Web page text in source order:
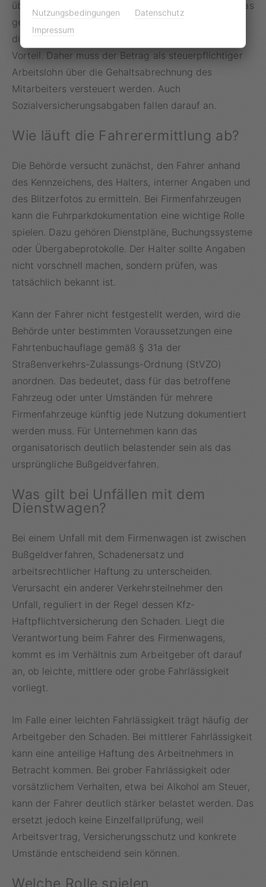
übernimmt. Bezahlt die Firma jedoch ein Bußgeld, das
gegen den Fahrer persönlich verhängt wurde, gilt
dies laut Bundesfinanzhof (BFH) als geldwerter
Vorteil. Daher muss der Betrag als steuerpflichtiger
Arbeitslohn über die Gehaltsabrechnung des
Mitarbeiters versteuert werden. Auch
Sozialversicherungsabgaben fallen darauf an.
Wie läuft die Fahrerermittlung ab?
Die Behörde versucht zunächst, den Fahrer anhand
des Kennzeichens, des Halters, interner Angaben und
des Blitzerfotos zu ermitteln. Bei Firmenfahrzeugen
kann die Fuhrparkdokumentation eine wichtige Rolle
spielen. Dazu gehören Dienstpläne, Buchungssysteme
oder Übergabeprotokolle. Der Halter sollte Angaben
nicht vorschnell machen, sondern prüfen, was
tatsächlich bekannt ist.
Kann der Fahrer nicht festgestellt werden, wird die
Behörde unter bestimmten Voraussetzungen eine
Fahrtenbuchauflage gemäß § 31a der
Straßenverkehrs-Zulassungs-Ordnung (StVZO)
anordnen. Das bedeutet, dass für das betroffene
Fahrzeug oder unter Umständen für mehrere
Firmenfahrzeuge künftig jede Nutzung dokumentiert
werden muss. Für Unternehmen kann das
organisatorisch deutlich belastender sein als das
ursprüngliche Bußgeldverfahren.
Was gilt bei Unfällen mit dem
Dienstwagen?
Bei einem Unfall mit dem Firmenwagen ist zwischen
Bußgeldverfahren, Schadenersatz und
arbeitsrechtlicher Haftung zu unterscheiden.
Verursacht ein anderer Verkehrsteilnehmer den
Unfall, reguliert in der Regel dessen Kfz-
Haftpflichtversicherung den Schaden. Liegt die
Verantwortung beim Fahrer des Firmenwagens,
kommt es im Verhältnis zum Arbeitgeber oft darauf
an, ob leichte, mittlere oder grobe Fahrlässigkeit
vorliegt.
Im Falle einer leichten Fahrlässigkeit trägt häufig der
Arbeitgeber den Schaden. Bei mittlerer Fahrlässigkeit
kann eine anteilige Haftung des Arbeitnehmers in
Betracht kommen. Bei grober Fahrlässigkeit oder
vorsätzlichem Verhalten, etwa bei Alkohol am Steuer,
kann der Fahrer deutlich stärker belastet werden. Das
ersetzt jedoch keine Einzelfallprüfung, weil
Arbeitsvertrag, Versicherungsschutz und konkrete
Umstände entscheidend sein können.
Welche Rolle spielen
Nutzungsbedingungen
Datenschutz
Impressum